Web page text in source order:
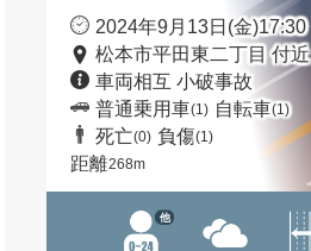
2024年9月13日(金)17:30
松本市平田東二丁目 付近
車両相互 小破事故
普通乗用車(1) 自転車(1)
死亡(0) 負傷(1)
距離268m
他